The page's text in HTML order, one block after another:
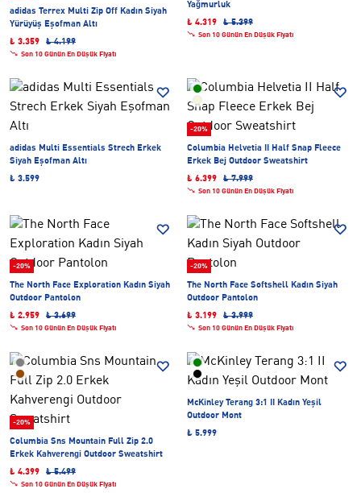
adidas Terrex Multi Zip Off Kadın Siyah
Yürüyüş Eşofman Altı
₺ 3.359
₺ 4.199
Son 10 Günün En Düşük Fiyatı
Yağmurluk
₺ 4.319
₺ 5.399
Son 10 Günün En Düşük Fiyatı
adidas Multi Essentials Strech Erkek
Siyah Eşofman Altı
₺ 3.599
-20%
Columbia Helvetia II Half Snap Fleece
Erkek Bej Outdoor Sweatshirt
₺ 6.399
₺ 7.999
Son 10 Günün En Düşük Fiyatı
-20%
The North Face Exploration Kadın Siyah
Outdoor Pantolon
₺ 2.959
₺ 3.699
Son 10 Günün En Düşük Fiyatı
-20%
The North Face Softshell Kadın Siyah
Outdoor Pantolon
₺ 3.199
₺ 3.999
Son 10 Günün En Düşük Fiyatı
-20%
Columbia Sns Mountain Full Zip 2.0
Erkek Kahverengi Outdoor Sweatshirt
₺ 4.399
₺ 5.499
Son 10 Günün En Düşük Fiyatı
McKinley Terang 3:1 II Kadın Yeşil
Outdoor Mont
₺ 5.999